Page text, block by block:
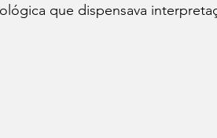
que dispensava